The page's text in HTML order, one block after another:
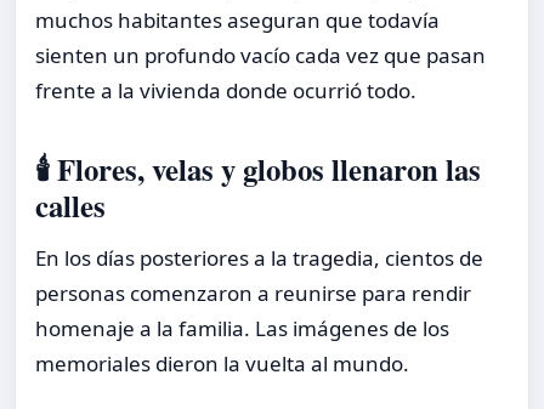
muchos habitantes aseguran que todavía
sienten un profundo vacío cada vez que pasan
frente a la vivienda donde ocurrió todo.
🕯️ Flores, velas y globos llenaron las
calles
En los días posteriores a la tragedia, cientos de
personas comenzaron a reunirse para rendir
homenaje a la familia. Las imágenes de los
memoriales dieron la vuelta al mundo.